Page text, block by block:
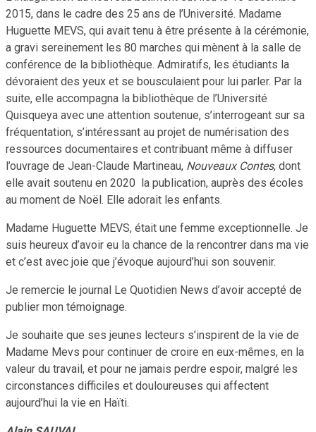
2015, dans le cadre des 25 ans de l’Université. Madame
Huguette MEVS, qui avait tenu à être présente à la cérémonie,
a gravi sereinement les 80 marches qui mènent à la salle de
conférence de la bibliothèque. Admiratifs, les étudiants la
dévoraient des yeux et se bousculaient pour lui parler. Par la
suite, elle accompagna la bibliothèque de l’Université
Quisqueya avec une attention soutenue, s’interrogeant sur sa
fréquentation, s’intéressant au projet de numérisation des
ressources documentaires et contribuant même à diffuser
l’ouvrage de Jean-Claude Martineau, Nouveaux Contes, dont
elle avait soutenu en 2020 la publication, auprès des écoles
au moment de Noël. Elle adorait les enfants.
Madame Huguette MEVS, était une femme exceptionnelle. Je
suis heureux d’avoir eu la chance de la rencontrer dans ma vie
et c’est avec joie que j’évoque aujourd’hui son souvenir.
Je remercie le journal Le Quotidien News d’avoir accepté de
publier mon témoignage.
Je souhaite que ses jeunes lecteurs s’inspirent de la vie de
Madame Mevs pour continuer de croire en eux-mêmes, en la
valeur du travail, et pour ne jamais perdre espoir, malgré les
circonstances difficiles et douloureuses qui affectent
aujourd’hui la vie en Haïti.